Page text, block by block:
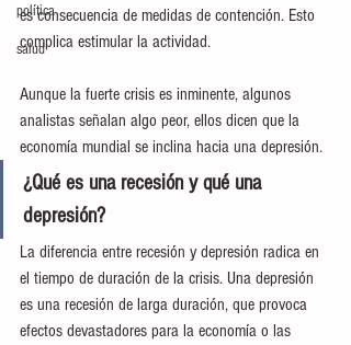
política
salud
es consecuencia de medidas de contención. Esto
complica estimular la actividad.
Aunque la fuerte crisis es inminente, algunos
analistas señalan algo peor, ellos dicen que la
economía mundial se inclina hacia una depresión.
¿Qué es una recesión y qué una
depresión?
La diferencia entre recesión y depresión radica en
el tiempo de duración de la crisis. Una depresión
es una recesión de larga duración, que provoca
efectos devastadores para la economía o las